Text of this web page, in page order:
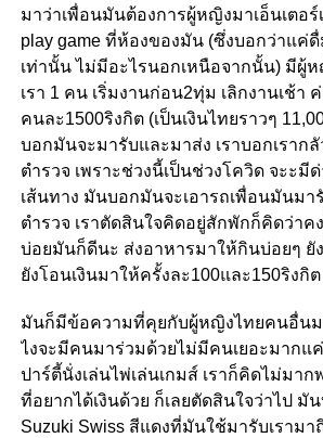
มาว่าเพื่อนมันต้องการผู้หญิงมาเอ็นเตอร์
play game ที่ห้องของมัน (ซึ่งบอกว่าแค่
เท่านั้น ไม่มีอะไรนอกเหนือจากนั้น) มีผู้
เรา 1 คน เริ่มงานก่อน2ทุ่ม เลิกงานเช้า ค่
คนละ1500ริงกิต (เป็นเงินไทยราวๆ
บอกมันจะมารับและมาส่ง เราบอกเราก
ตำรวจ เพราะช่วงนี้เป็นช่วงโควิด จะะมี
เส้นทาง มันบอกมันจะเอารถเพื่อนมันมา
ตำรวจ เราตัดสินใจคิดอยู่สักพักก็คิดว่าค
บ่อยมันก็ดีนะ ส่งอาหารมาให้กินบ่อยๆ ยัง
ยังโอนเงินมาให้ครั้งละ100และ150ริงกิ
มันก็มีข้อความที่คุยกับผู้หญิงไทยคนอื่นม
ไงจะมีคนมาร่วมด้วยไม่มีคนเยอะมากแ
ปาร์ตี้นั่งเล่นไพ่เล่นเกมส์ เราก็คิดไม่มาก
ที่อยากได้เงินด้วย ก็เลยตัดสินใจว่าไป มั
Suzuki Swiss สีแดงที่มันใช้มารับเรามา